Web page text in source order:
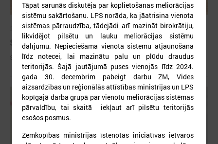
2026. gada 09. jūlijs
Sumināti Latvijas labākie tirgotāji
Sumināti Latvijas labākie tirgotāji
Tāpat sarunās diskutēja par koplietošanas meliorācijas
sistēmu sakārtošanu. LPS norāda, ka jāatrisina vienota
sistēmas pārraudzība, tādejādi arī mazināt birokrātiju,
likvidējot pilsētu un lauku meliorācijas sistēmu
dalījumu. Nepieciešama vienota sistēmu atjaunošana
līdz notecei, lai mazinātu palu un plūdu draudus
teritorijās. Šajā jautājumā puses vienojās līdz 2024.
gada 30. decembrim pabeigt darbu ZM, Vides
aizsardzības un reģionālās attīstības ministrijas un LPS
kopīgajā darba grupā par vienotu meliorācijas sistēmas
pārvaldību, tai skaitā iekļaut arī pilsētu teritorijās
esošos posmus.
Zemkopības ministrijas īstenotās iniciatīvas ietvaros